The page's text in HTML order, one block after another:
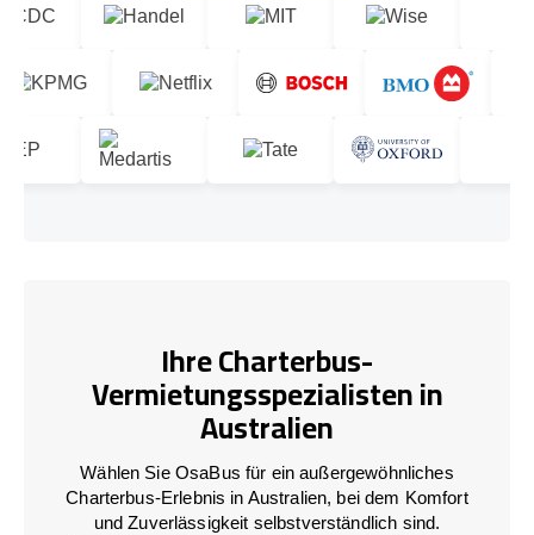
Ihre Charterbus-
Vermietungsspezialisten in
Australien
Wählen Sie OsaBus für ein außergewöhnliches
Charterbus-Erlebnis in Australien, bei dem Komfort
und Zuverlässigkeit selbstverständlich sind.